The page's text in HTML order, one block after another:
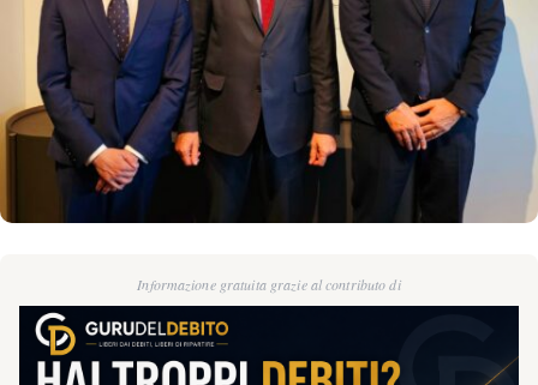
Informazione gratuita grazie al contributo di